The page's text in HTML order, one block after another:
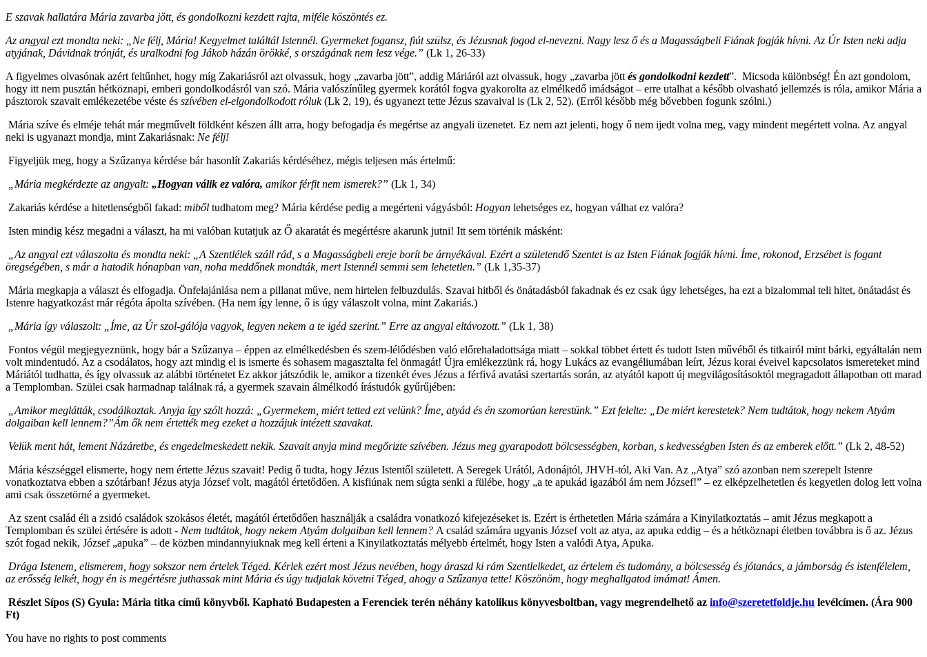
E szavak hallatára Mária zavarba jött, és gondolkozni kezdett rajta, miféle köszöntés ez.
Az angyal ezt mondta neki: „Ne félj, Mária! Kegyelmet találtál Istennél. Gyermeket fogansz, fiút szülsz, és Jézusnak fogod el-nevezni. Nagy lesz ő és a Magasságbeli Fiának fogják hívni. Az Úr Isten neki adja
atyjának, Dávidnak trónját, és uralkodni fog Jákob házán örökké, s országának nem lesz vége.” (Lk 1, 26-33)
A figyelmes olvasónak azért feltűnhet, hogy míg Zakariásról azt olvassuk, hogy „zavarba jött”, addig Máriáról azt olvassuk, hogy „zavarba jött és gondolkodni kezdett”. Micsoda különbség! Én azt gondolom,
hogy itt nem pusztán hétköznapi, emberi gondolkodásról van szó. Mária valószínűleg gyermek korától fogva gyakorolta az elmélkedő imádságot – erre utalhat a később olvasható jellemzés is róla, amikor Mária a
pásztorok szavait emlékezetébe véste és szívében el-elgondolkodott róluk(Lk 2, 19), és ugyanezt tette Jézus szavaival is (Lk 2, 52). (Erről később még bővebben fogunk szólni.)
Mária szíve és elméje tehát már megművelt földként készen állt arra, hogy befogadja és megértse az angyali üzenetet. Ez nem azt jelenti, hogy ő nem ijedt volna meg, vagy mindent megértett volna. Az angyal
neki is ugyanazt mondja, mint Zakariásnak: Ne félj!
Figyeljük meg, hogy a Szűzanya kérdése bár hasonlít Zakariás kérdéséhez, mégis teljesen más értelmű:
„Mária megkérdezte az angyalt: „Hogyan válik ez valóra, amikor férfit nem ismerek?” (Lk 1, 34)
Zakariás kérdése a hitetlenségből fakad: miből tudhatom meg? Mária kérdése pedig a megérteni vágyásból: Hogyan lehetséges ez, hogyan válhat ez valóra?
Isten mindig kész megadni a választ, ha mi valóban kutatjuk az Ő akaratát és megértésre akarunk jutni! Itt sem történik másként:
„Az angyal ezt válaszolta és mondta neki: „A Szentlélek száll rád, s a Magasságbeli ereje borít be árnyékával. Ezért a születendő Szentet is az Isten Fiának fogják hívni. Íme, rokonod, Erzsébet is fogant
öregségében, s már a hatodik hónapban van, noha meddőnek mondták, mert Istennél semmi sem lehetetlen.” (Lk 1,35-37)
Mária megkapja a választ és elfogadja. Önfelajánlása nem a pillanat műve, nem hirtelen felbuzdulás. Szavai hitből és önátadásból fakadnak és ez csak úgy lehetséges, ha ezt a bizalommal teli hitet, önátadást és
Istenre hagyatkozást már régóta ápolta szívében. (Ha nem így lenne, ő is úgy válaszolt volna, mint Zakariás.)
„Mária így válaszolt: „ Íme, az Úr szol-gálója vagyok, legyen nekem a te igéd szerint.” Erre az angyal eltávozott.” (Lk 1, 38)
Fontos végül megjegyeznünk, hogy bár a Szűzanya – éppen az elmélkedésben és szem-lélődésben való előrehaladottsága miatt – sokkal többet értett és tudott Isten művéből és titkairól mint bárki, egyáltalán nem
volt mindentudó. Az a csodálatos, hogy azt mindig el is ismerte és sohasem magasztalta fel önmagát! Újra emlékezzünk rá, hogy Lukács az evangéliumában leírt, Jézus korai éveivel kapcsolatos ismereteket mind
Máriától tudhatta, és így olvassuk az alábbi történetet Ez akkor játszódik le, amikor a tizenkét éves Jézus a férfivá avatási szertartás során, az atyától kapott új megvilágosításoktól megragadott állapotban ott marad
a Templomban. Szülei csak harmadnap találnak rá, a gyermek szavain álmélkodó írástudók gyűrűjében:
„Amikor meglátták, csodálkoztak. Anyja így szólt hozzá: „Gyermekem, miért tetted ezt velünk? Íme, atyád és én szomorúan kerestünk.” Ezt felelte: „De miért kerestetek? Nem tudtátok, hogy nekem Atyám
dolgaiban kell lennem?”Ám ők nem értették meg ezeket a hozzájuk intézett szavakat.
Velük ment hát, lement Názáretbe, és engedelmeskedett nekik. Szavait anyja mind megőrizte szívében. Jézus meg gyarapodott bölcsességben, korban, s kedvességben Isten és az emberek előtt.” (Lk 2, 48-52)
Mária készséggel elismerte, hogy nem értette Jézus szavait! Pedig ő tudta, hogy Jézus Istentől született. A Seregek Urától, Adonájtól, JHVH-tól, Aki Van. Az „Atya” szó azonban nem szerepelt Istenre
vonatkoztatva ebben a szótárban! Jézus atyja József volt, magától értetődően. A kisfiúnak nem súgta senki a fülébe, hogy „a te apukád igazából ám nem József!” – ez elképzelhetetlen és kegyetlen dolog lett volna
ami csak összetörné a gyermeket.
Az szent család éli a zsidó családok szokásos életét, magától értetődően használják a családra vonatkozó kifejezéseket is. Ezért is érthetetlen Mária számára a Kinyilatkoztatás – amit Jézus megkapott a
Templomban és szülei értésére is adott - Nem tudtátok, hogy nekem Atyám dolgaiban kell lennem? A család számára ugyanis József volt az atya, az apuka eddig – és a hétköznapi életben továbbra is ő az. Jézus
szót fogad nekik, József „apuka” – de közben mindannyiuknak meg kell érteni a Kinyilatkoztatás mélyebb értelmét, hogy Isten a valódi Atya, Apuka.
Drága Istenem, elismerem, hogy sokszor nem értelek Téged. Kérlek ezért most Jézus nevében, hogy áraszd ki rám Szentlelkedet, az értelem és tudomány, a bölcsesség és jótanács, a jámborság és istenfélelem,
az erősség lelkét, hogy én is megértésre juthassak mint Mária és úgy tudjalak követni Téged, ahogy a Szűzanya tette! Köszönöm, hogy meghallgatod imámat! Ámen.
Részlet Sípos (S) Gyula: Mária titka című könyvből. Kapható Budapesten a Ferenciek terén néhány katolikus könyvesboltban, vagy megrendelhető az info@szeretetfoldje.hu levélcímen. (Ára 900
Ft)
You have no rights to post comments